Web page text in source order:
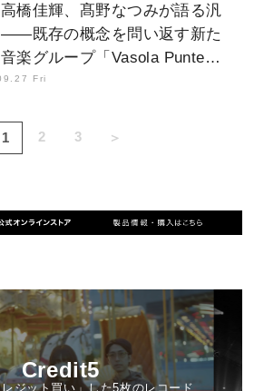
橋佳輝、髙野なつみが語る汎
——既存の概念を問い返す新た
楽グループ「Vasola Punte」
Fri
1 2 3 ＞
Credit5
ジット買い」した5枚のレコード